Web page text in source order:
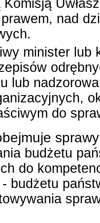
nad
minister
lub
do
budżetu
do
budżetu